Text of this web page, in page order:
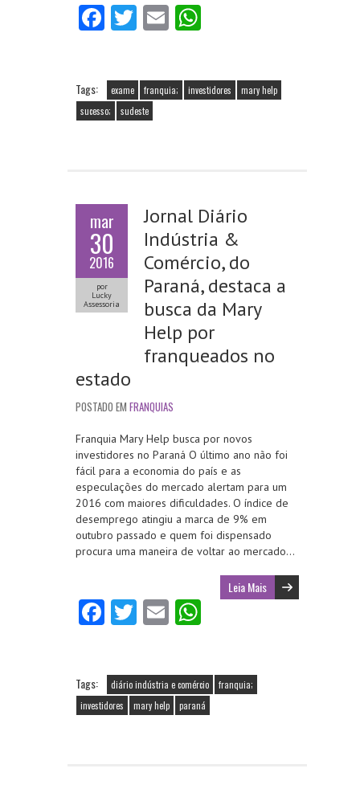
Fa
o
o
T
er
E
l A
Tags: exame franquia; investidores
mary help
sucesso;
sudeste
mar
30
2016
por
Lucky
Assessoria
Jornal Diário
Indústria &
Comércio, do
Paraná, destaca a
busca da Mary
Help por
franqueados no
estado
POSTADO EM FRANQUIAS
Franquia Mary Help busca por novos
investidores no Paraná O último ano não foi
fácil para a economia do país e as
especulações do mercado alertam para um
2016 com maiores dificuldades. O índice de
desemprego atingiu a marca de 9% em
outubro passado e quem foi dispensado
procura uma maneira de voltar ao mercado…
Leia Mais
Fa
o
o
T
er
E
l A
p
Tags: diário indústria e comércio
franquia;
investidores
mary help paraná